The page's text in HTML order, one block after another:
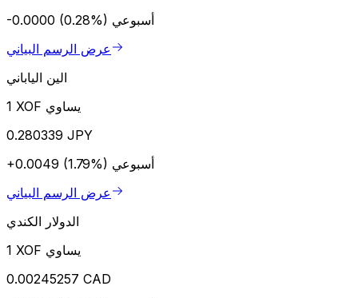
-0.0000 (0.28%) أسبوعي
عرض الرسم البياني
الين الياباني
1 XOF يساوي
0.280339 JPY
+0.0049 (1.79%) أسبوعي
عرض الرسم البياني
الدولار الكندي
1 XOF يساوي
0.00245257 CAD